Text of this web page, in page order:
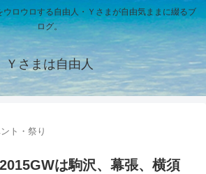
ロウロする自由人・Ｙさまが自由気ままに綴るブ
ログ。
Ｙさまは自由人
ト・祭り
2015GWは駒沢、幕張、横須